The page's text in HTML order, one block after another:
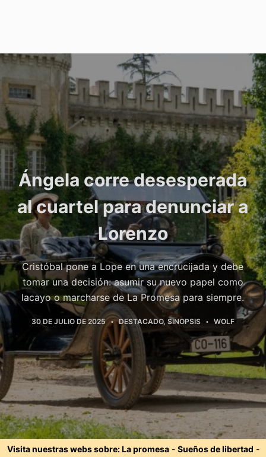
Ángela corre desesperada
al cuartel para denunciar a
Lorenzo
Cristóbal pone a Lope en una encrucijada y debe
tomar una decisión: asumir su nuevo papel como
lacayo o marcharse de La Promesa para siempre.
30 DE JULIO DE 2025 DESTACADO, SINOPSIS WOLF
Visita nuestras webs sobre:La promesa- Sueños de libertad -